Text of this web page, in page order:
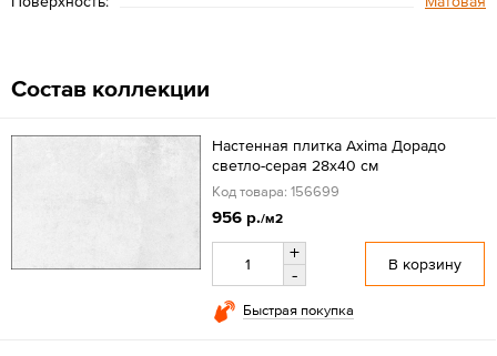
Состав коллекции
Настенная плитка Axima Дорадо
светло-серая 28x40 см
Код товара: 156699
956 р./м2
+
-
В корзину
Быстрая покупка